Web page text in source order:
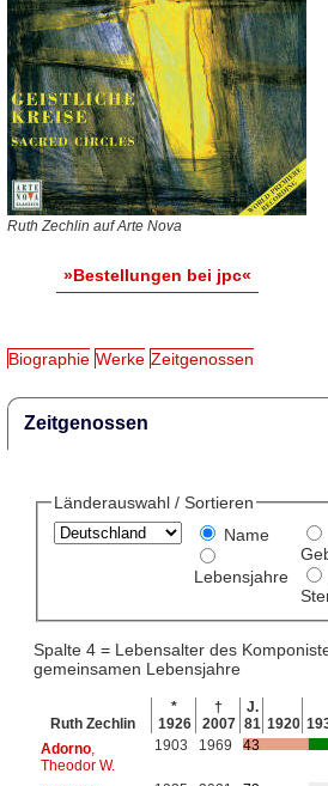
Ruth Zechlin auf Arte Nova
»Bestellungen bei jpc«
Biographie Werke Zeitgenossen
Zeitgenossen
Länderauswahl / Sortieren
Name
Lebensjahre
Spalte 4 = Lebensalter des
gemeinsamen Lebensjahre
Ruth Zechlin
*
1926
†
2007
J.
81 1920
Adorno,
Theodor W.
1903 1969 43